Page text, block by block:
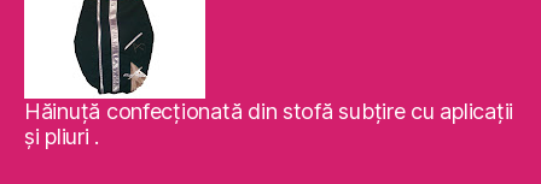
Hăinuţă confecţionată din stofă subţire cu aplicaţii
şi pliuri .